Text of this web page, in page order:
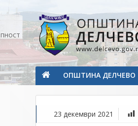
Општина Делчево
Општина Делчево
ОПШТИНА ДЕЛЧЕВО
23 декември 2021